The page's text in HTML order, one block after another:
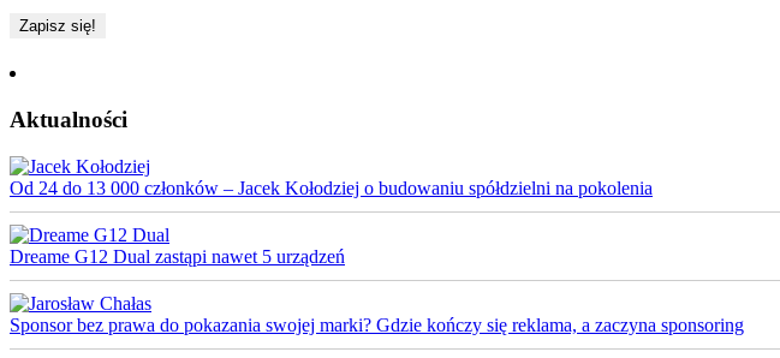
Aktualności
Od 24 do 13 000 członków – Jacek Kołodziej o budowaniu spółdzielni na pokolenia
Dreame G12 Dual zastąpi nawet 5 urządzeń
Sponsor bez prawa do pokazania swojej marki? Gdzie kończy się reklama, a zaczyna sponsoring